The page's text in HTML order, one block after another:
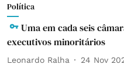
Política
Uma em cada seis
executivos minoritários
Leonardo Ralha 24 Nov